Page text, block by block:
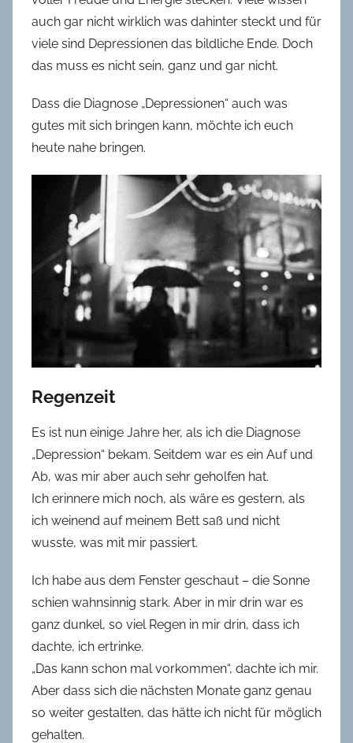
auch gar nicht wirklich was dahinter steckt und für
viele sind Depressionen das bildliche Ende. Doch
das muss es nicht sein, ganz und gar nicht.
Dass die Diagnose „Depressionen“ auch was
gutes mit sich bringen kann, möchte ich euch
heute nahe bringen.
Regenzeit
Es ist nun einige Jahre her, als ich die Diagnose
„Depression“ bekam. Seitdem war es ein Auf und
Ab, was mir aber auch sehr geholfen hat.
Ich erinnere mich noch, als wäre es gestern, als
ich weinend auf meinem Bett saß und nicht
wusste, was mit mir passiert.
Ich habe aus dem Fenster geschaut – die Sonne
schien wahnsinnig stark. Aber in mir drin war es
ganz dunkel, so viel Regen in mir drin, dass ich
dachte, ich ertrinke.
„Das kann schon mal vorkommen“, dachte ich mir.
Aber dass sich die nächsten Monate ganz genau
so weiter gestalten, das hätte ich nicht für möglich
gehalten.